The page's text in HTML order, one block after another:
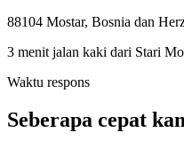
88104 Mostar, Bosnia dan
3 menit jalan kaki dari Stari
Waktu respons
Seberapa cepat